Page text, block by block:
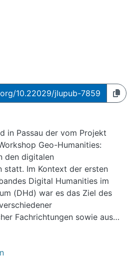
10.22029/jlupub-7859
in Passau der vom Projekt
den digitalen
im
das Ziel des
Fachrichtungen sowie aus
Schnittstellen zwi-schen den